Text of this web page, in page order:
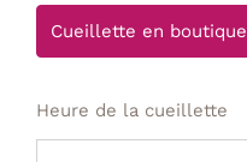
Cueillette en boutique
Heure de la cueillette